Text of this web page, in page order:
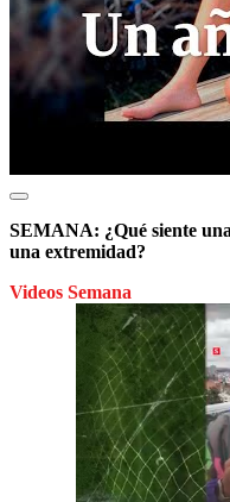
SEMANA: ¿Qué siente
una extremidad?
Videos Semana